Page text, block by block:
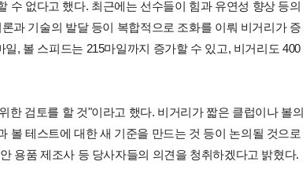
수 없다고 했다. 최근에는 선수들이 힘과 유연성 향상 등의
과 기술의 발달 등이 복합적으로 조화를 이뤄 비거리가 증
, 볼 스피드는 215마일까지 증가할 수 있고, 비거리도 400
한 검토를 할 것"이라고 했다. 비거리가 짧은 클럽이나 볼의
볼 테스트에 대한 새 기준을 만드는 것 등이 논의될 것으로
용품 제조사 등 당사자들의 의견을 청취하겠다고 밝혔다.